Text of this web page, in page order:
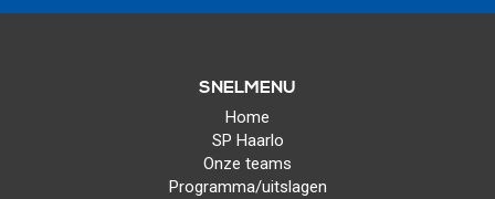
SNELMENU
Home
SP Haarlo
Onze teams
Programma/uitslagen